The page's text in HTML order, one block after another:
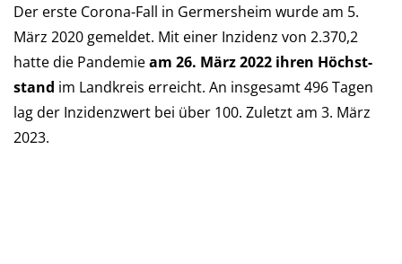
Der erste Corona-Fall in Germersheim wurde am 5.
März 2020 ge­mel­det. Mit einer Inzi­denz von 2.370,2
hatte die Pan­de­mieam 26. März 2022 ihren Höchst­
stand im Landkreis er­reicht. An ins­ge­samt 496 Tagen
lag der Inzi­denz­wert bei über 100. Zu­letzt am 3. März
2023.